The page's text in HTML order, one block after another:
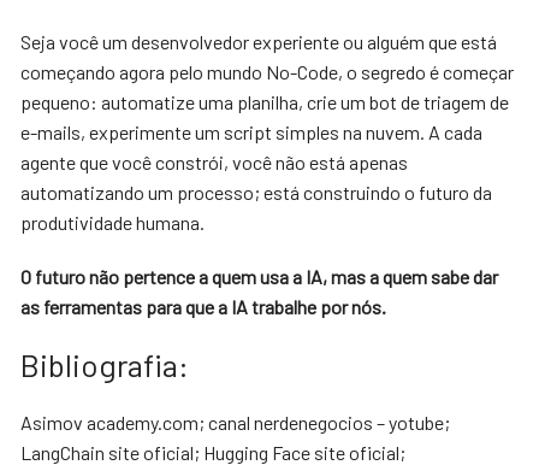
Seja você um desenvolvedor experiente ou alguém que está
começando agora pelo mundo No-Code, o segredo é começar
pequeno: automatize uma planilha, crie um bot de triagem de
e-mails, experimente um script simples na nuvem. A cada
agente que você constrói, você não está apenas
automatizando um processo; está construindo o futuro da
produtividade humana.
O futuro não pertence a quem usa a IA, mas a quem sabe dar
as ferramentas para que a IA trabalhe por nós.
Bibliografia:
Asimov academy.com; canal nerdenegocios – yotube;
LangChain site oficial; Hugging Face site oficial;